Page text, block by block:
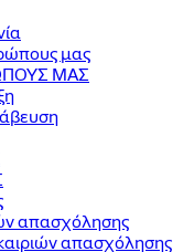
μας
ΜΑΣ
απασχόλησης
απασχόλησης